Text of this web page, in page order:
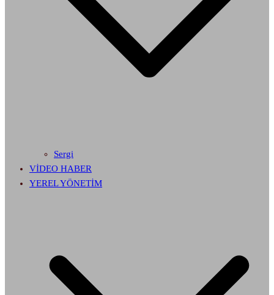
Sergi
VİDEO HABER
YEREL YÖNETİM